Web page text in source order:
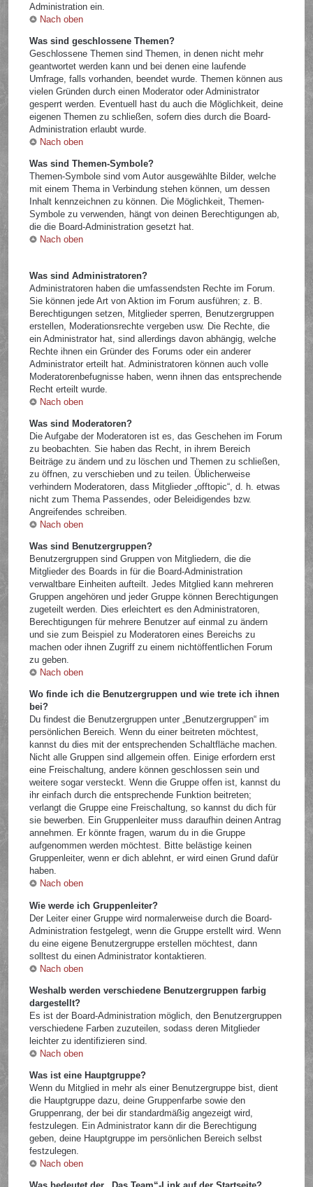
Administration ein.
Nach oben
Was sind geschlossene Themen?
Geschlossene Themen sind Themen, in denen nicht mehr
geantwortet werden kann und bei denen eine laufende
Umfrage, falls vorhanden, beendet wurde. Themen können aus
vielen Gründen durch einen Moderator oder Administrator
gesperrt werden. Eventuell hast du auch die Möglichkeit, deine
eigenen Themen zu schließen, sofern dies durch die Board-
Administration erlaubt wurde.
Nach oben
Was sind Themen-Symbole?
Themen-Symbole sind vom Autor ausgewählte Bilder, welche
mit einem Thema in Verbindung stehen können, um dessen
Inhalt kennzeichnen zu können. Die Möglichkeit, Themen-
Symbole zu verwenden, hängt von deinen Berechtigungen ab,
die die Board-Administration gesetzt hat.
Nach oben
Was sind Administratoren?
Administratoren haben die umfassendsten Rechte im Forum.
Sie können jede Art von Aktion im Forum ausführen; z. B.
Berechtigungen setzen, Mitglieder sperren, Benutzergruppen
erstellen, Moderationsrechte vergeben usw. Die Rechte, die
ein Administrator hat, sind allerdings davon abhängig, welche
Rechte ihnen ein Gründer des Forums oder ein anderer
Administrator erteilt hat. Administratoren können auch volle
Moderatorenbefugnisse haben, wenn ihnen das entsprechende
Recht erteilt wurde.
Nach oben
Was sind Moderatoren?
Die Aufgabe der Moderatoren ist es, das Geschehen im Forum
zu beobachten. Sie haben das Recht, in ihrem Bereich
Beiträge zu ändern und zu löschen und Themen zu schließen,
zu öffnen, zu verschieben und zu teilen. Üblicherweise
verhindern Moderatoren, dass Mitglieder „offtopic“, d. h. etwas
nicht zum Thema Passendes, oder Beleidigendes bzw.
Angreifendes schreiben.
Nach oben
Was sind Benutzergruppen?
Benutzergruppen sind Gruppen von Mitgliedern, die die
Mitglieder des Boards in für die Board-Administration
verwaltbare Einheiten aufteilt. Jedes Mitglied kann mehreren
Gruppen angehören und jeder Gruppe können Berechtigungen
zugeteilt werden. Dies erleichtert es den Administratoren,
Berechtigungen für mehrere Benutzer auf einmal zu ändern
und sie zum Beispiel zu Moderatoren eines Bereichs zu
machen oder ihnen Zugriff zu einem nichtöffentlichen Forum
zu geben.
Nach oben
Wo finde ich die Benutzergruppen und wie trete ich ihnen
bei?
Du findest die Benutzergruppen unter „Benutzergruppen“ im
persönlichen Bereich. Wenn du einer beitreten möchtest,
kannst du dies mit der entsprechenden Schaltfläche machen.
Nicht alle Gruppen sind allgemein offen. Einige erfordern erst
eine Freischaltung, andere können geschlossen sein und
weitere sogar versteckt. Wenn die Gruppe offen ist, kannst du
ihr einfach durch die entsprechende Funktion beitreten;
verlangt die Gruppe eine Freischaltung, so kannst du dich für
sie bewerben. Ein Gruppenleiter muss daraufhin deinen Antrag
annehmen. Er könnte fragen, warum du in die Gruppe
aufgenommen werden möchtest. Bitte belästige keinen
Gruppenleiter, wenn er dich ablehnt, er wird einen Grund dafür
haben.
Nach oben
Wie werde ich Gruppenleiter?
Der Leiter einer Gruppe wird normalerweise durch die Board-
Administration festgelegt, wenn die Gruppe erstellt wird. Wenn
du eine eigene Benutzergruppe erstellen möchtest, dann
solltest du einen Administrator kontaktieren.
Nach oben
Weshalb werden verschiedene Benutzergruppen farbig
dargestellt?
Es ist der Board-Administration möglich, den Benutzergruppen
verschiedene Farben zuzuteilen, sodass deren Mitglieder
leichter zu identifizieren sind.
Nach oben
Was ist eine Hauptgruppe?
Wenn du Mitglied in mehr als einer Benutzergruppe bist, dient
die Hauptgruppe dazu, deine Gruppenfarbe sowie den
Gruppenrang, der bei dir standardmäßig angezeigt wird,
festzulegen. Ein Administrator kann dir die Berechtigung
geben, deine Hauptgruppe im persönlichen Bereich selbst
festzulegen.
Nach oben